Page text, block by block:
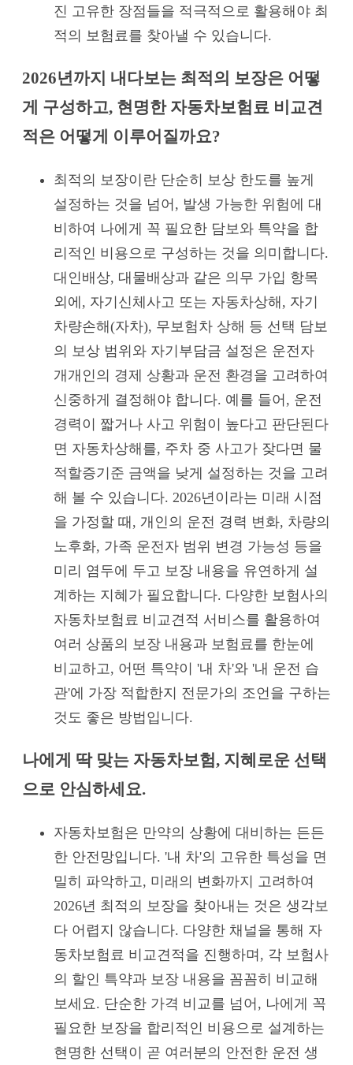
진 고유한 장점들을 적극적으로 활용해야 최
적의 보험료를 찾아낼 수 있습니다.
2026년까지 내다보는 최적의 보장은 어떻
게 구성하고, 현명한 자동차보험료 비교견
적은 어떻게 이루어질까요?
최적의 보장이란 단순히 보상 한도를 높게
설정하는 것을 넘어, 발생 가능한 위험에 대
비하여 나에게 꼭 필요한 담보와 특약을 합
리적인 비용으로 구성하는 것을 의미합니다.
대인배상, 대물배상과 같은 의무 가입 항목
외에, 자기신체사고 또는 자동차상해, 자기
차량손해(자차), 무보험차 상해 등 선택 담보
의 보상 범위와 자기부담금 설정은 운전자
개개인의 경제 상황과 운전 환경을 고려하여
신중하게 결정해야 합니다. 예를 들어, 운전
경력이 짧거나 사고 위험이 높다고 판단된다
면 자동차상해를, 주차 중 사고가 잦다면 물
적할증기준 금액을 낮게 설정하는 것을 고려
해 볼 수 있습니다. 2026년이라는 미래 시점
을 가정할 때, 개인의 운전 경력 변화, 차량의
노후화, 가족 운전자 범위 변경 가능성 등을
미리 염두에 두고 보장 내용을 유연하게 설
계하는 지혜가 필요합니다. 다양한 보험사의
자동차보험료 비교견적 서비스를 활용하여
여러 상품의 보장 내용과 보험료를 한눈에
비교하고, 어떤 특약이 '내 차'와 '내 운전 습
관'에 가장 적합한지 전문가의 조언을 구하는
것도 좋은 방법입니다.
나에게 딱 맞는 자동차보험, 지혜로운 선택
으로 안심하세요.
자동차보험은 만약의 상황에 대비하는 든든
한 안전망입니다. '내 차'의 고유한 특성을 면
밀히 파악하고, 미래의 변화까지 고려하여
2026년 최적의 보장을 찾아내는 것은 생각보
다 어렵지 않습니다. 다양한 채널을 통해 자
동차보험료 비교견적을 진행하며, 각 보험사
의 할인 특약과 보장 내용을 꼼꼼히 비교해
보세요. 단순한 가격 비교를 넘어, 나에게 꼭
필요한 보장을 합리적인 비용으로 설계하는
현명한 선택이 곧 여러분의 안전한 운전 생